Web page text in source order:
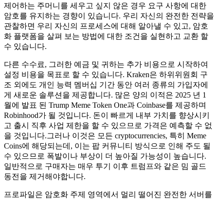
제어하는 ​​주머니를 세우고 싶지 않은 경우 요구 사항에 대한
암호를 유지하는 경향이 있습니다. 우리 자신의 완전한 전략을
관찰하면 우리 자신의 프로세스에 대해 알아낼 수 있고, 암호
화 플랫폼을 살펴 보는 방법에 대한 조건을 실현하고 교환 할
수 있습니다.
다른 수수료, 그러한 예금 및 귀하는 추가 비용으로 시작하여
설정 비용을 목표로 할 수 있습니다. Kraken은 하위위원회 구
조 외에도 개인 능력 멤버십 기간 동안 여러 종류의 가입자에
게 새로운 솔루션을 제공합니다. 많은 양의 이적은 2025 년 1
월에 발표 된 Trump Meme Token One과 Coinbase를 제공하며
Robinhood가 될 것입니다. 돈이 빠르게 내부 가치를 향상시키
고 출시 직후 사업 제한을 할 수 있으므로 가격은 예측할 수 없
을 것입니다.그러나 이것은 모든 cryptocurrencies, 특히 Meme
Coins에 해당되는데, 이는 팝 커뮤니티 방식으로 인해 주도 될
수 있으므로 폭발이나 부상이 더 높아질 가능성이 높습니다.
일반적으로 구매자는 매우 투기 이후 트럼프와 같은 밈 골드
동전을 제거해야합니다.
프로파일은 암호화 주제 영역에서 멀리 떨어진 완전한 서버를